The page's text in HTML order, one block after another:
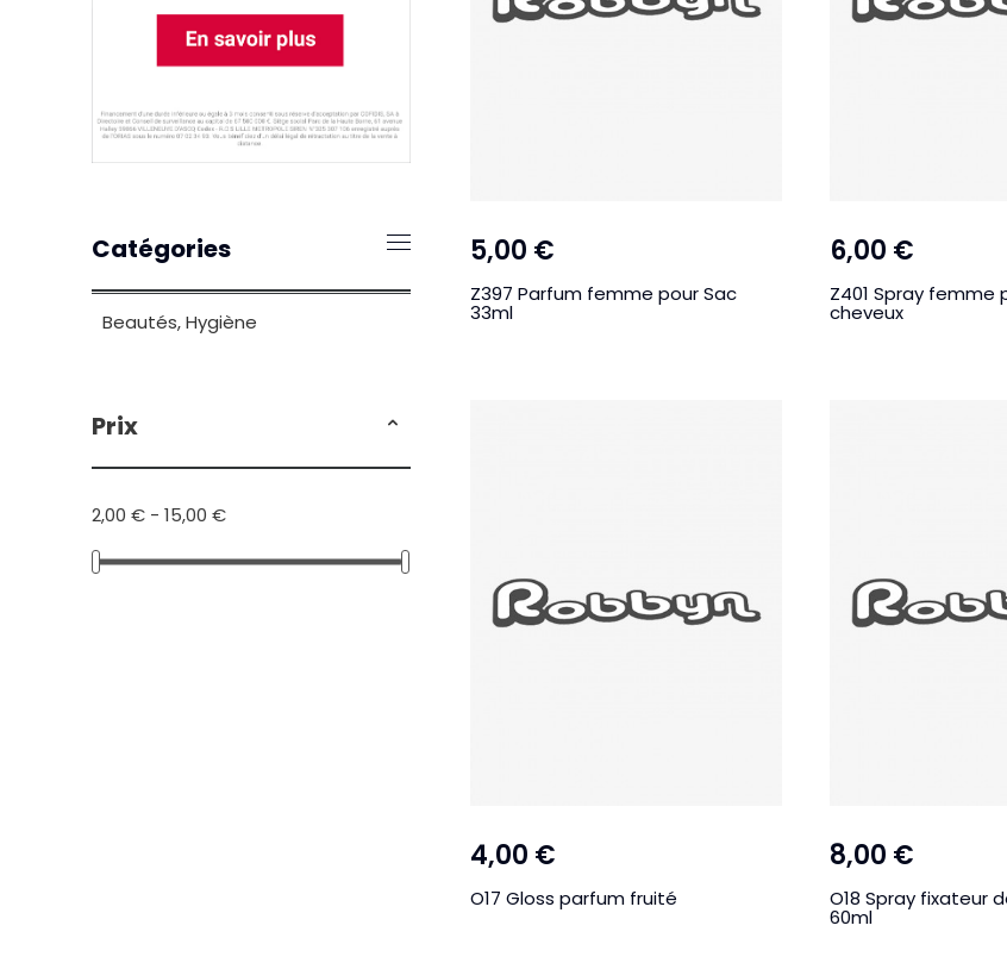
Catégories
Beautés, Hygiène
Prix
2,00 € - 15,00 €
5,00 €
Z397 Parfum femme pour Sac
33ml
6,00 €
Z401 Spray femme
cheveux
4,00 €
O17 Gloss parfum fruité
8,00 €
O18 Spray fixateur
60ml